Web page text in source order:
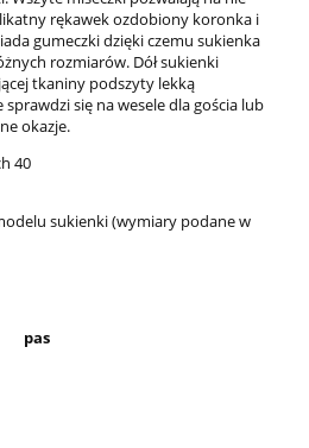
rękawek ozdobiony koronka i
gumeczki dzięki czemu sukienka
rozmiarów. Dół sukienki
tkaniny podszyty lekką
się na wesele dla gościa lub
okazje.
w rozmiarach 40
sukienki (wymiary podane w
pas